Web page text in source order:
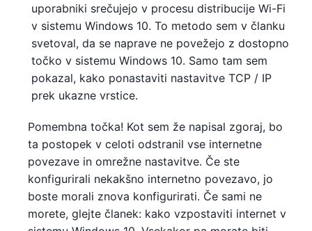
uporabniki srečujejo v procesu distribucije Wi-Fi
v sistemu Windows 10. To metodo sem v članku
svetoval, da se naprave ne povežejo z dostopno
točko v sistemu Windows 10. Samo tam sem
pokazal, kako ponastaviti nastavitve TCP / IP
prek ukazne vrstice.
Pomembna točka! Kot sem že napisal zgoraj, bo
ta postopek v celoti odstranil vse internetne
povezave in omrežne nastavitve. Če ste
konfigurirali nekakšno internetno povezavo, jo
boste morali znova konfigurirati. Če sami ne
morete, glejte članek: kako vzpostaviti internet v